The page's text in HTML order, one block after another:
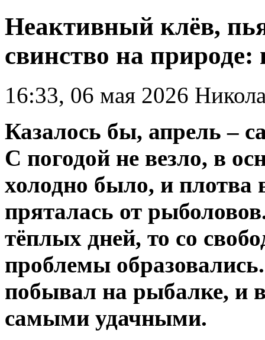
Неактивный клёв,
свинство на
16:33, 06 мая 2026
Казалось бы, апрель –
С погодой не везло, в
холодно было, и плотва
пряталась от
тёплых дней, то со
проблемы
побывал на рыбалке, и
самыми удачными.